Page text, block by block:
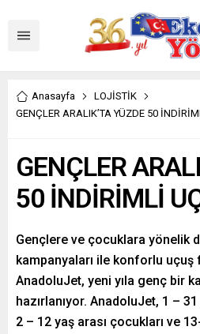
Anasayfa
LOJİSTİK
GENÇLER ARALIK’TA YÜZDE 50
GENÇLER
50 İNDİRİMLİ
Gençlere ve çocuklara yönelik
kampanyaları ile konforlu uçuş
AnadoluJet, yeni yıla genç bir
hazırlanıyor. AnadoluJet, 1 –
2 – 12 yaş arası çocukları ve